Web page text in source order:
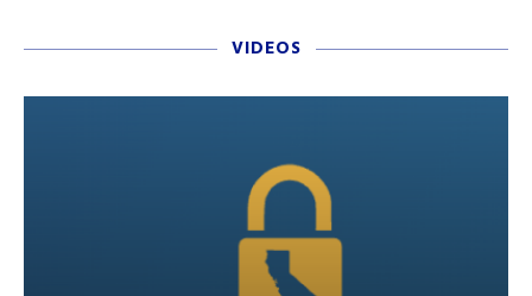
VIDEOS